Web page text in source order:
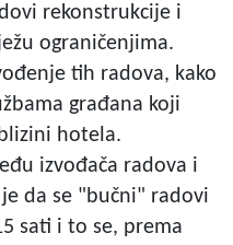
rekonstrukcije i
ograničenjima.
tih radova, kako
građana koji
hotela.
izvođača radova i
da se "bučni" radovi
sati i to se, prema